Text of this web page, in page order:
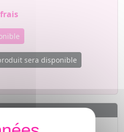
sera disponible